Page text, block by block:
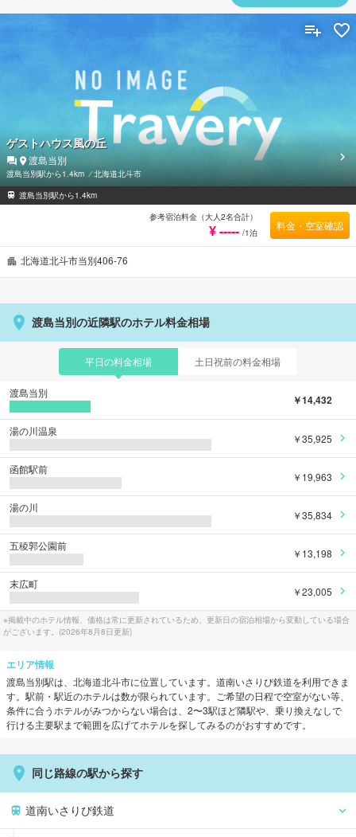
北海道北斗市当別406-76
ゲストハウス風の丘
渡島当別
渡島当別駅から1.4km ⁄北海道北斗市
渡島当別駅から1.4km
参考宿泊料金（大人2名合計）
¥ ----- /1泊
料金・空室確認
渡島当別の近隣駅のホテル料金相場
平日の料金相場 土日祝前の料金相場
渡島当別
￥14,432
湯の川温泉
￥35,925
函館駅前
￥19,963
湯の川
￥35,834
五稜郭公園前
￥13,198
末広町
￥23,005
※掲載中のホテル情報、価格は常に更新されているため、更新日の宿泊相場から変動している場合
がございます。(2026年8月8日更新)
エリア情報
渡島当別駅は、 北海道北斗市に位置しています。 道南いさりび鉄道を利用できま
す。 駅前・駅近のホテルは数が限られています。ご希望の日程で空室がない等、
条件に合うホテルがみつからない場合は、2〜3駅ほど隣駅や、乗り換えなしで
行ける主要駅まで範囲を広げてホテルを探してみるのがおすすめです。
同じ路線の駅から探す
道南いさりび鉄道